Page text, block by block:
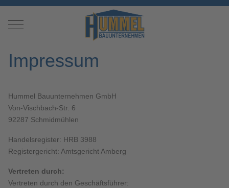
Mobile Menu Toggle
Impressum
Hummel Bauunternehmen GmbH
Von-Vischbach-Str. 6
92287 Schmidmühlen
Handelsregister: HRB 3988
Registergericht: Amtsgericht Amberg
Vertreten durch:
Vertreten durch den Geschäftsführer: